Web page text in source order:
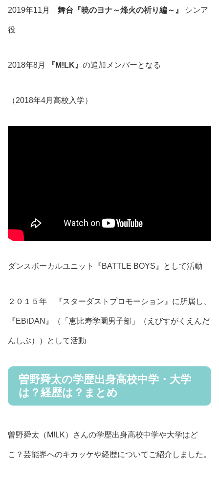
2019年11月 舞台『暁のヨナ～烽火の祈り編～』 シンア
役
2018年8月 『M!LK』 の追加メンバーとなる
（2018年4月高校入学）
ダンスボーカルユニット『BATTLE BOYS』として活動
２０１５年 『スターダストプロモーション』に所属し、
『EBiDAN』（「恵比寿学園男子部」（えびすがくえんだ
んしぶ））として活動
曽野舜太の学歴出身高校中学・大学
は？経歴は？まとめ
曽野舜太（M!LK）さんの学歴出身高校中学や大学はど
こ？芸能界へのキカッケや経歴についてご紹介しました。